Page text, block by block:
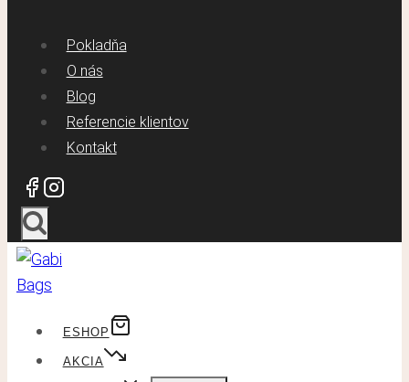
Pokladňa
O nás
Blog
Referencie klientov
Kontakt
ESHOP
AKCIA